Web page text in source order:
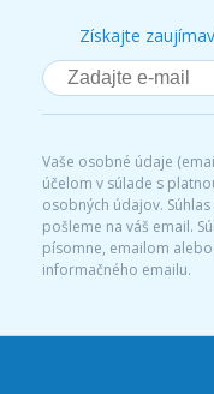
Získajte
Vaše osobné údaje
účelom v súlade s
osobných údajov.
pošleme na váš email.
písomne, emailom
informačného emailu.